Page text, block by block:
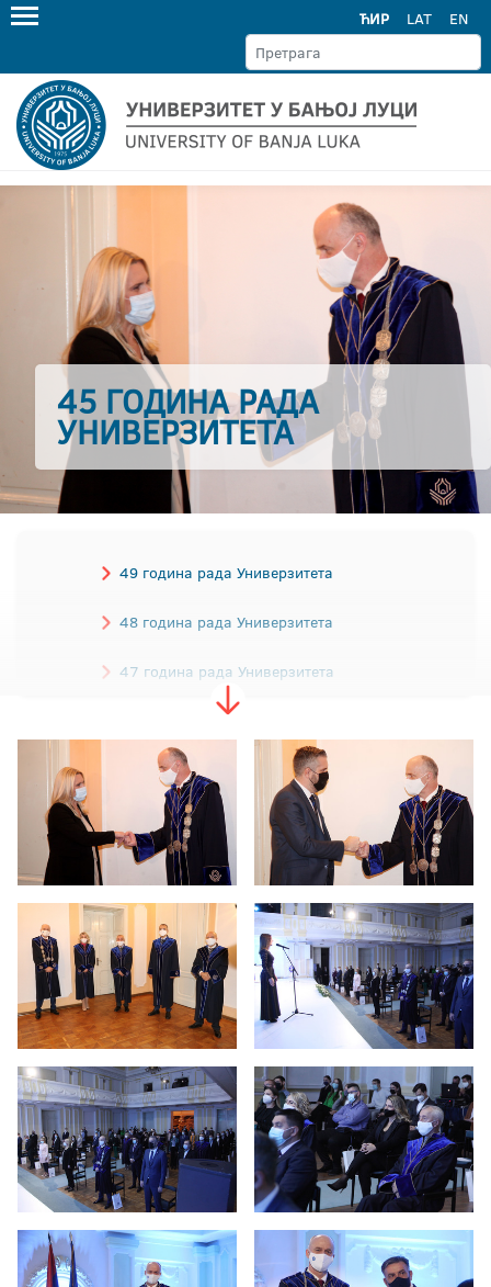
ЋИР LAT EN
45 ГОДИНА РАДА
УНИВЕРЗИТЕТА
49 година рада Универзитета
48 година рада Универзитета
47 година рада Универзитета
46 година рада Универзитета
45 година рада Универзитета
44 године рада Универзитета
43 године рада Универзитета
42 године рада Универзитета
41 година рада Универзитета
40 година рада Универзитета
39 година рада Универзитета